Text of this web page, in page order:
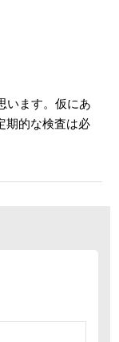
います。仮にあ
期的な検査は必